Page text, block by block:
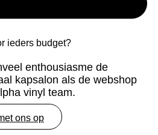
ieders budget?
enthousiasme de
kapsalon als de webshop
vinyl team.
ons op